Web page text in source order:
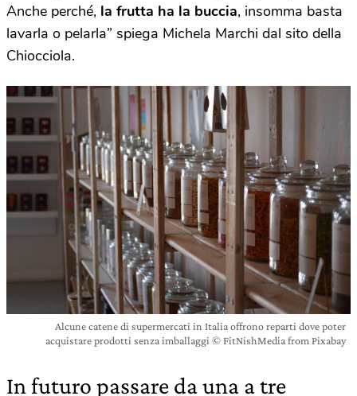
Anche perché, la frutta ha la buccia, insomma basta
lavarla o pelarla” spiega Michela Marchi dal sito della
Chiocciola.
Alcune catene di supermercati in Italia offrono reparti dove poter
acquistare prodotti senza imballaggi © FitNishMedia from Pixabay
In futuro passare da una a tre